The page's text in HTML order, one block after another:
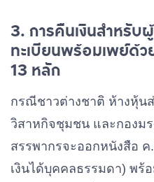
กรณีผู้ขอคืนภาษี
เดินทางไปรับเงิน
ภาษีคืนที่สาขา
3. การคืนเงินสำหรับ
ทะเบียนพร้อมเพย์ด้ว
13 หลัก
กรณีชาวต่างชาติ ห้างหุ้
วิสาหกิจชุมชน และกองม
สรรพากรจะออกหนังสือ
เงินได้บุคคลธรรมดา) พร้